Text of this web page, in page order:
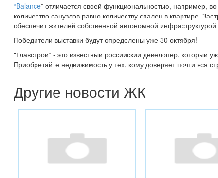
“Balance” отличается своей функциональностью, например,
количество санузлов равно количеству спален в квартире.
обеспечит жителей собственной автономной
Победители выставки будут определены уже 30 октября!
“Главстрой” - это известный российский девелопер, который
Приобретайте недвижимость у тех, кому доверяет почти вся
Другие новости ЖК